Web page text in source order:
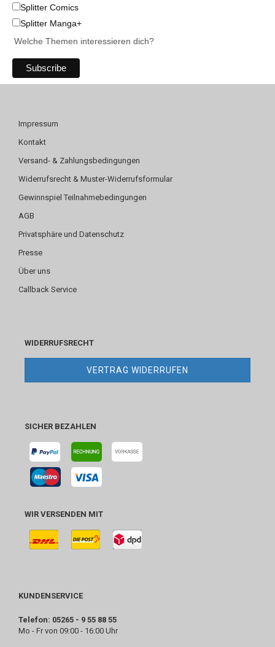
Splitter Comics
Splitter Manga+
Welche Themen interessieren dich?
Impressum
Kontakt
Versand- & Zahlungsbedingungen
Widerrufsrecht & Muster-Widerrufsformular
Gewinnspiel Teilnahmebedingungen
AGB
Privatsphäre und Datenschutz
Presse
Über uns
Callback Service
WIDERRUFSRECHT
VERTRAG WIDERRUFEN
SICHER BEZAHLEN
WIR VERSENDEN MIT
KUNDENSERVICE
Telefon: 05265 - 9 55 88 55
Mo - Fr von 09:00 - 16:00 Uhr